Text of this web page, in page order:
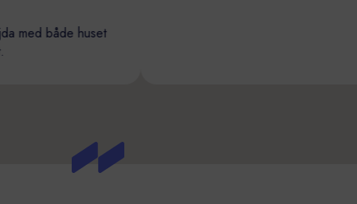
nöjda med både huset